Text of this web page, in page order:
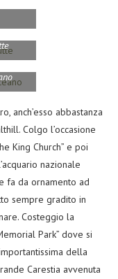
anch’esso abbastanza
Colgo l’occasione
King Church” e poi
nazionale
fa da ornamento ad
sempre gradito in
Costeggio la
Park” dove si
della
Carestia avvenuta